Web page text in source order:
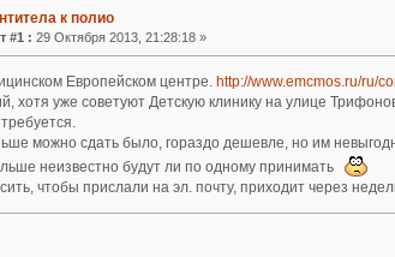
к полио
#1 : 29 Октября 2013, 21:28:18 »
Европейском центре. http://www.emcmos.ru/ru/
хотя уже советуют Детскую клинику на улице
можно сдать было, гораздо дешевле, но им
неизвестно будут ли по одному принимать
чтобы прислали на эл. почту, приходит через